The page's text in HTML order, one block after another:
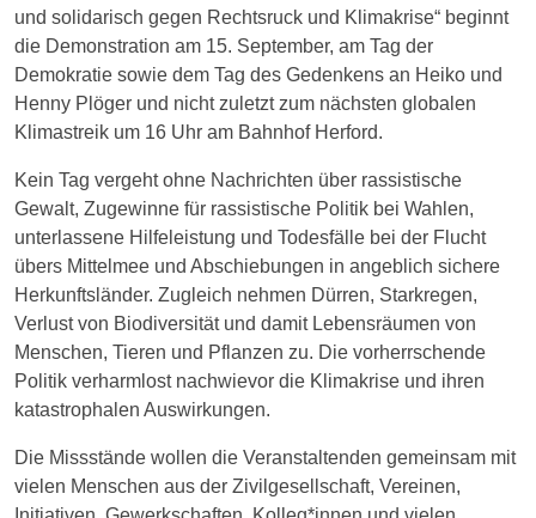
und solidarisch gegen Rechtsruck und Klimakrise“ beginnt
die Demonstration am 15. September, am Tag der
Demokratie sowie dem Tag des Gedenkens an Heiko und
Henny Plöger und nicht zuletzt zum nächsten globalen
Klimastreik um 16 Uhr am Bahnhof Herford.
Kein Tag vergeht ohne Nachrichten über rassistische
Gewalt, Zugewinne für rassistische Politik bei Wahlen,
unterlassene Hilfeleistung und Todesfälle bei der Flucht
übers Mittelmee und Abschiebungen in angeblich sichere
Herkunftsländer. Zugleich nehmen Dürren, Starkregen,
Verlust von Biodiversität und damit Lebensräumen von
Menschen, Tieren und Pflanzen zu. Die vorherrschende
Politik verharmlost nachwievor die Klimakrise und ihren
katastrophalen Auswirkungen.
Die Missstände wollen die Veranstaltenden gemeinsam mit
vielen Menschen aus der Zivilgesellschaft, Vereinen,